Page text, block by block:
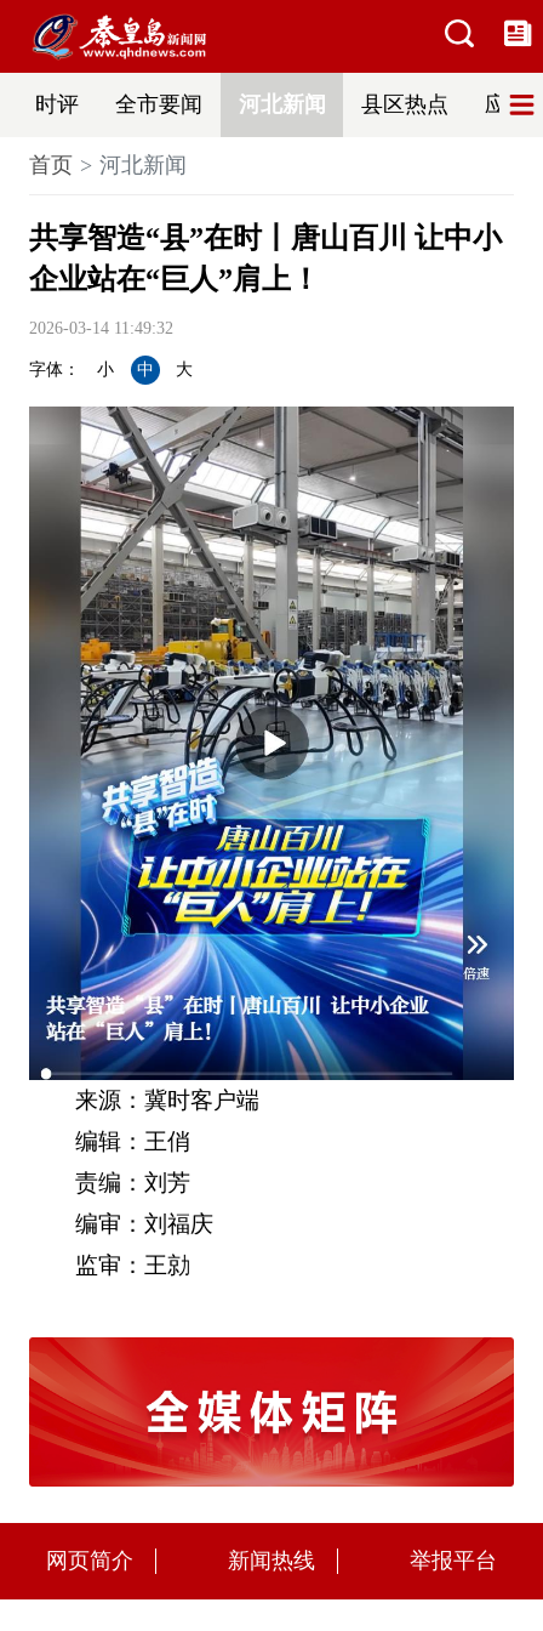
时评 全市要闻 河北新闻 县区热点 应急
首页 河北新闻
共享智造“县”在时丨唐山百川 让中小
企业站在“巨人”肩上！
2026-03-14 11:49:32
字体： 小 中 大
来源：冀时客户端
编辑：王俏
责编：刘芳
编审：刘福庆
监审：王勍
网页简介 新闻热线 举报平台